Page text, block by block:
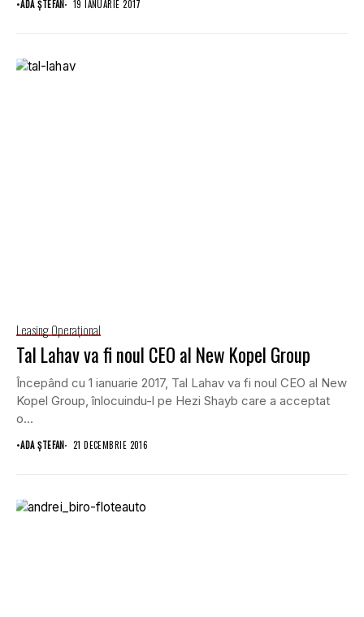
•ADA ȘTEFAN 19 IANUARIE 2017
Leasing Operaţional
Tal Lahav va fi noul CEO al New Kopel Group
Începând cu 1 ianuarie 2017, Tal Lahav va fi noul CEO al New
Kopel Group, înlocuindu-l pe Hezi Shayb care a acceptat
o...
•ADA ȘTEFAN 21 DECEMBRIE 2016